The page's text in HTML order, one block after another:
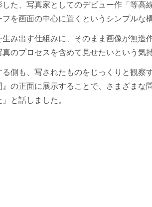
た、写真家としてのデビュー作「等高
を画面の中心に置くというシンプルな
み出す仕組みに、そのまま画像が無造
のプロセスを含めて見せたいという気
側も、写されたものをじっくりと観察
の正面に展示することで、さまざまな
と話しました。